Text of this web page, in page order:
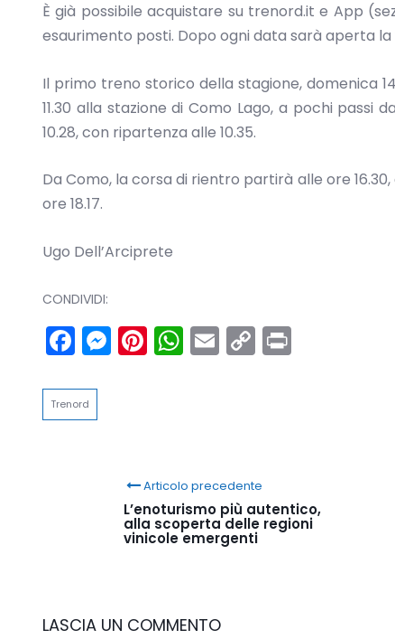
È già possibile acquistare su trenord.it e App
esaurimento posti. Dopo ogni data sarà aperta
Il primo treno storico della stagione, domenica
11.30 alla stazione di Como Lago, a pochi
10.28, con ripartenza alle 10.35.
Da Como, la corsa di rientro partirà alle ore
ore 18.17.
Ugo Dell’Arciprete
CONDIVIDI:
Facebook
Messenger
Pinterest
WhatsApp
Email
Copy
Link
Trenord
Articolo precedente
L’enoturismo più autentico,
alla scoperta delle regioni
vinicole emergenti
LASCIA UN COMMENTO